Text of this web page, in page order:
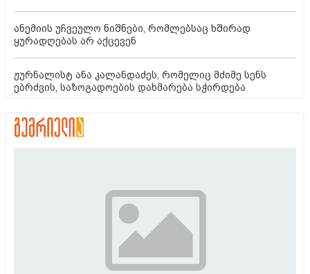
ანემიის უჩვეულო ნიშნები, რომლებსაც ხშირად
ყურადღებას არ აქცევენ
ჟურნალისტ ანა კალანდაძეს, რომელიც მძიმე სენს
ებრძვის, საზოგადოების დახმარება სჭირდება